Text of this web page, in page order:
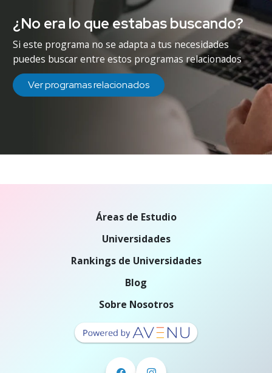
¿No era lo que estabas buscando?
Si este programa no se adapta a tus necesidades
puedes buscar entre estos programas relacionados
Ver programas relacionados
Áreas de Estudio
Universidades
Rankings de Universidades
Blog
Sobre Nosotros